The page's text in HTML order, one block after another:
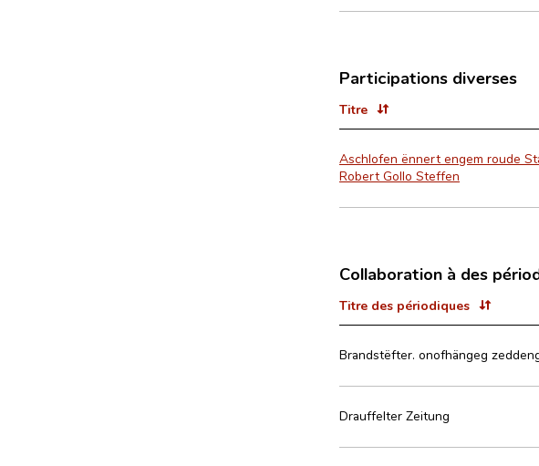
Participations diverses
Titre
Aschlofen ënnert engem roude
Robert Gollo Steffen
Collaboration à des
Titre des périodiques
Brandstëfter. onofhängeg
Drauffelter Zeitung